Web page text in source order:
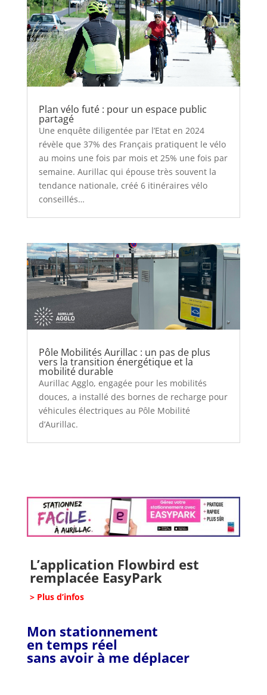
Plan vélo futé : pour un espace public
partagé
Une enquête diligentée par l’Etat en 2024
révèle que 37% des Français pratiquent le vélo
au moins une fois par mois et 25% une fois par
semaine. Aurillac qui épouse très souvent la
tendance nationale, créé 6 itinéraires vélo
conseillés…
Pôle Mobilités Aurillac : un pas de plus
vers la transition énergétique et la
mobilité durable
Aurillac Agglo, engagée pour les mobilités
douces, a installé des bornes de recharge pour
véhicules électriques au Pôle Mobilité
d’Aurillac.
L’application Flowbird est
remplacée EasyPark
> Plus d’infos
Mon stationnement
en temps réel
sans avoir à me déplacer